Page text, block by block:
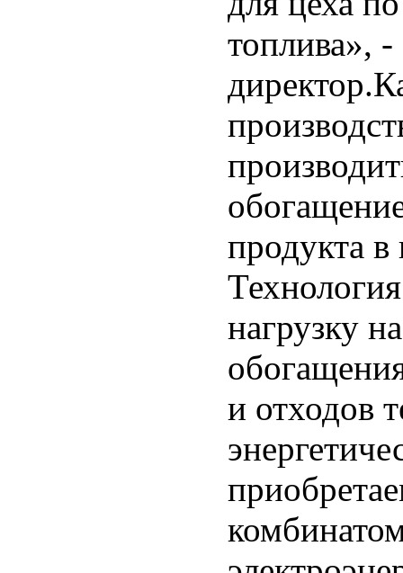
топлива», -
продукта в
нагрузку
и отходов